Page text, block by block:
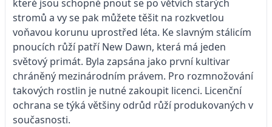
které jsou schopné pnout se po větvích starých
stromů a vy se pak můžete těšit na rozkvetlou
voňavou korunu uprostřed léta. Ke slavným stálicím
pnoucích růží patří New Dawn, která má jeden
světový primát. Byla zapsána jako první kultivar
chráněný mezinárodním právem. Pro rozmnožování
takových rostlin je nutné zakoupit licenci. Licenční
ochrana se týká většiny odrůd růží produkovaných v
současnosti.